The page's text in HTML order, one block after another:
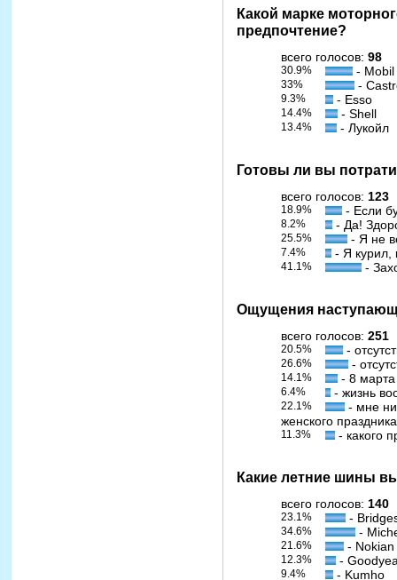
Какой марке
предпочтение?
всего голосов: 98
30.9% - Mobil
33% -
9.3% - Esso
14.4% - Shell
13.4% - Лукойл
Готовы ли вы
всего голосов: 123
18.9% - Если
8.2% - Да!
25.5% - Я не
7.4% - Я курил,
41.1% -
Ощущения
всего голосов: 251
20.5% -
26.6% -
14.1% - 8 марта
6.4% - жизнь
22.1%
- мне
женского праздника
11.3% - какого
Какие летние шины
всего голосов: 140
23.1% -
34.6% -
21.6% - Nokian
12.3% -
9.4% - Kumho